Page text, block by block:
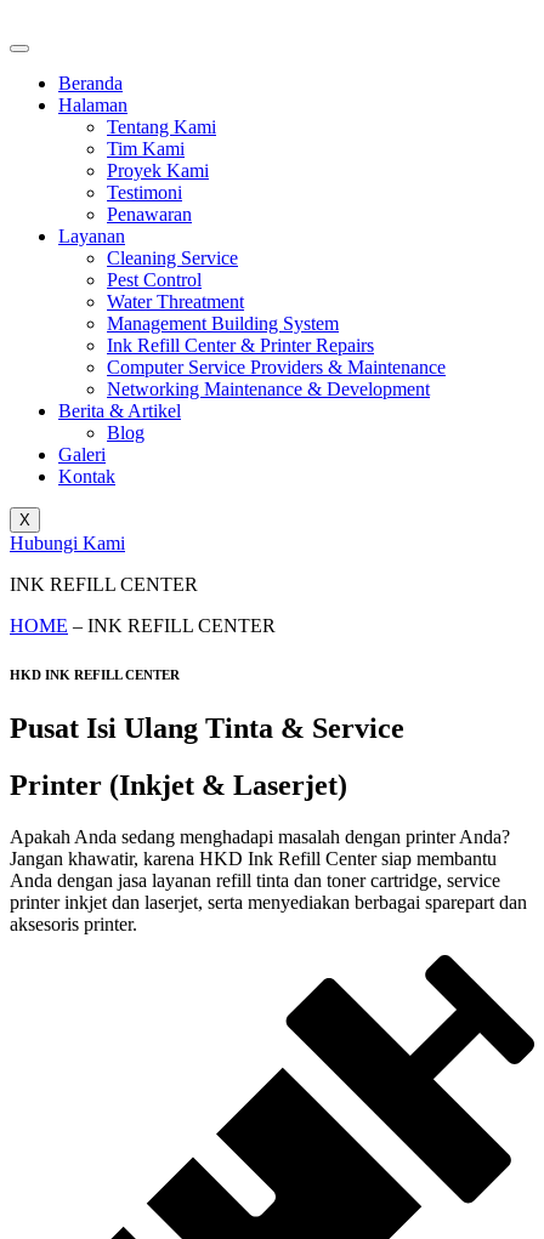
Beranda
Halaman
Tentang Kami
Tim Kami
Proyek Kami
Testimoni
Penawaran
Layanan
Cleaning Service
Pest Control
Water Threatment
Management Building System
Ink Refill Center & Printer Repairs
Computer Service Providers & Maintenance
Networking Maintenance & Development
Berita & Artikel
Blog
Galeri
Kontak
X
Hubungi Kami
INK REFILL CENTER
HOME – INK REFILL CENTER
HKD INK REFILL CENTER
Pusat Isi Ulang Tinta & Service
Printer (Inkjet & Laserjet)
Apakah Anda sedang menghadapi masalah dengan printer Anda?
Jangan khawatir, karena HKD Ink Refill Center siap membantu
Anda dengan jasa layanan refill tinta dan toner cartridge, service
printer inkjet dan laserjet, serta menyediakan berbagai sparepart dan
aksesoris printer.